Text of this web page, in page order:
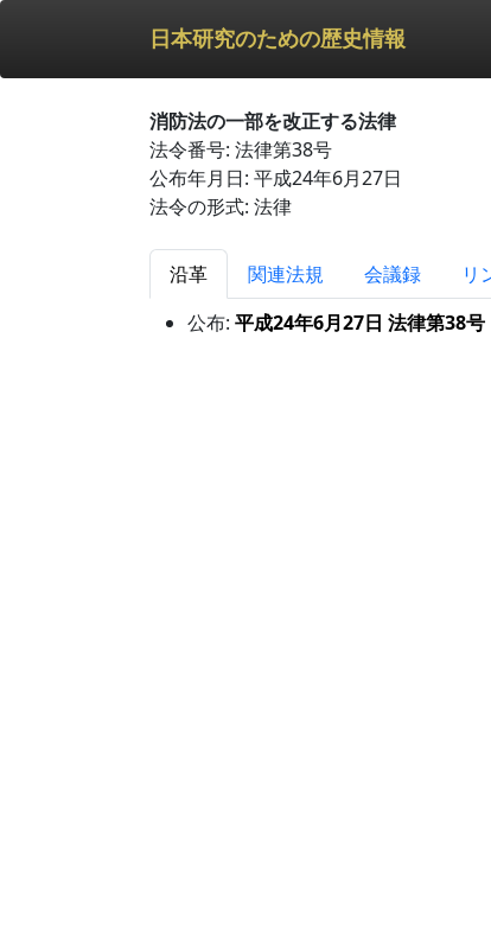
日本研究のための歴史情報
消防法の一部を改正する法律
法令番号: 法律第38号
公布年月日: 平成24年6月27日
法令の形式: 法律
沿革 関連法規 会議録
リ
公布: 平成24年6月27日 法律第38号